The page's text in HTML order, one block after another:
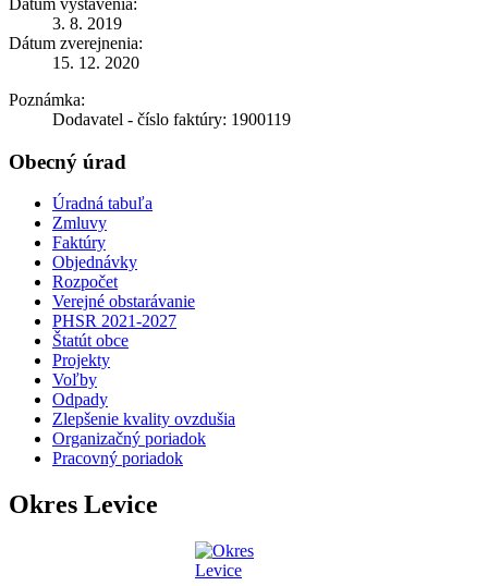
3. 8. 2019
Dátum zverejnenia:
15. 12. 2020
Poznámka:
Dodavatel - číslo faktúry: 1900119
Obecný úrad
Úradná tabuľa
Zmluvy
Faktúry
Objednávky
Rozpočet
Verejné obstarávanie
PHSR 2021-2027
Štatút obce
Projekty
Voľby
Odpady
Zlepšenie kvality ovzdušia
Organizačný poriadok
Pracovný poriadok
Okres Levice